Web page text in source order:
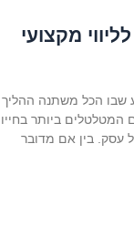
מקצועי
שבו הכל משתנה ההליך
המטלטלים ביותר בחייו
עסק. בין אם מדובר